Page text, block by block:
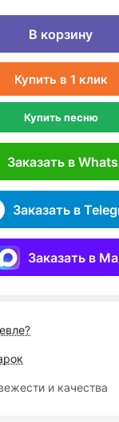
В корзину
Купить в 1 клик
Купить песню
Заказать в
Заказать в
Заказать в
и качества